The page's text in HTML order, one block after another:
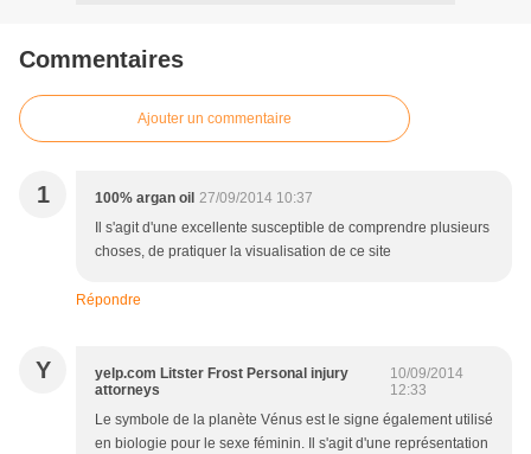
Commentaires
Ajouter un commentaire
1 100% argan oil 27/09/2014 10:37
Il s'agit d'une excellente susceptible de comprendre plusieurs
choses, de pratiquer la visualisation de ce site
Répondre
Y
yelp.com Litster Frost Personal injury
attorneys
10/09/2014
12:33
Le symbole de la planète Vénus est le signe également utilisé
en biologie pour le sexe féminin. Il s'agit d'une représentation